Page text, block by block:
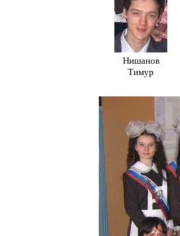
Нишанов
Тимур